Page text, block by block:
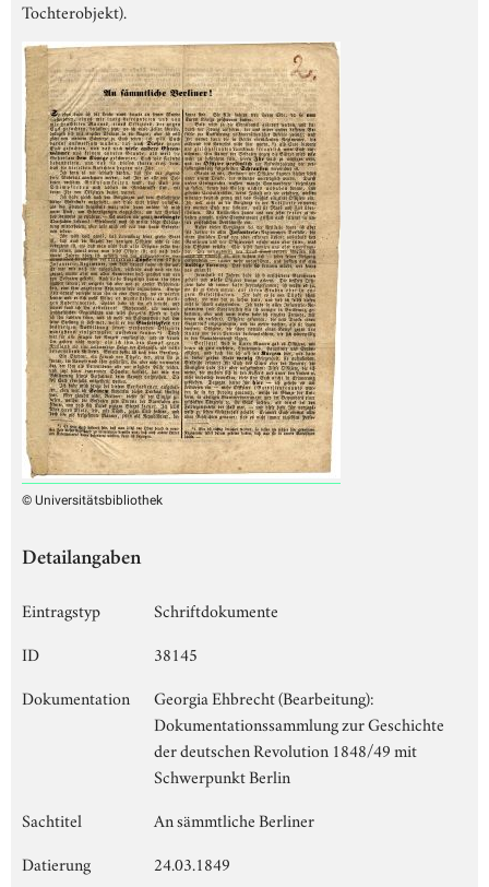
Tochterobjekt).
© Universitätsbibliothek
Detailangaben
Eintragstyp
Schriftdokumente
ID
38145
Dokumentation
Georgia Ehbrecht (Bearbeitung):
Dokumentationssammlung zur Geschichte
der deutschen Revolution 1848/49 mit
Schwerpunkt Berlin
Sachtitel
An sämmtliche Berliner
Datierung
24.03.1849